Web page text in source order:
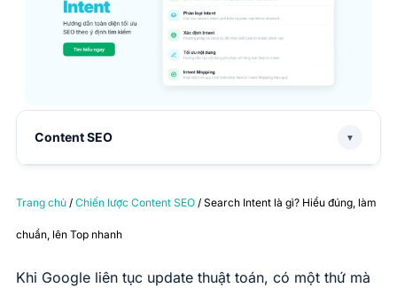
Content SEO ▼
Trang chủ / Chiến lược Content SEO / Search Intent là gì? Hiểu đúng, làm
chuẩn, lên Top nhanh
Khi Google liên tục update thuật toán, có một thứ mà